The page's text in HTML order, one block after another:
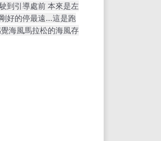
到引導處前 本來是左
好的停最遠…這是跑
海風馬拉松的海風存